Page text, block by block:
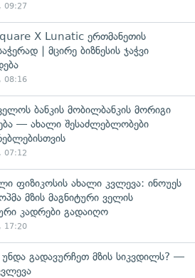
09:27
X Lunatic ერთმანეთის
| მცირე ბიზნესის ჯაჭვი
08:16
ბანკის მობილბანკის მორიგი
— ახალი შესაძლებლობები
07:12
ფიზიკოსის ახალი კვლევა: ინოუეს
მზის მაგნიტური ველის
კადრები გადაიღო
17:20
გადავურჩეთ მზის სიკვდილს? —